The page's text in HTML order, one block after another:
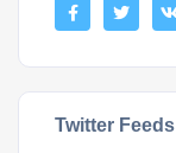
Twitter Feeds